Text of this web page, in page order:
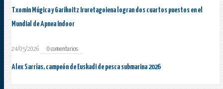
Txomin Múgica y Garikoitz Iruretagoiena logran dos cuartos puestos en el
Mundial de Apnea Indoor
24/05/2026 0 comentarios
Alex Sarrías, campeón de Euskadi de pesca submarina 2026